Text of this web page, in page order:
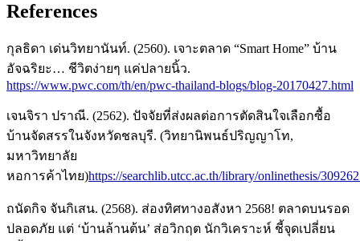
References
กุลธิดา เด่นวิทยานันท์. (2560). เจาะตลาด “Smart Home” บ้าน
อัจฉริยะ… ชีวิตง่ายๆ แค่ปลายนิ้ว.
https://www.pwc.com/th/en/pwc-thailand-blogs/blog-20170427.html
เจนจิรา ปราณี. (2562). ปัจจัยที่ส่งผลต่อการตัดสินใจเลือกซื้อ
บ้านจัดสรรในจังหวัดชลบุรี. (วิทยานิพนธ์ปริญญาโท,
มหาวิทยาลัย
หอการค้าไทย)https://searchlib.utcc.ac.th/library/onlinethesis/
ถนัดกิจ จันกิเสน. (2568). ส่องทิศทางอสังหา 2568! ตลาดบนรอด
ปลอดภัย แต่ ‘บ้านล้านต้น’ ส่อวิกฤต นักวิเคราะห์ ชี้จุดเปลี่ยน